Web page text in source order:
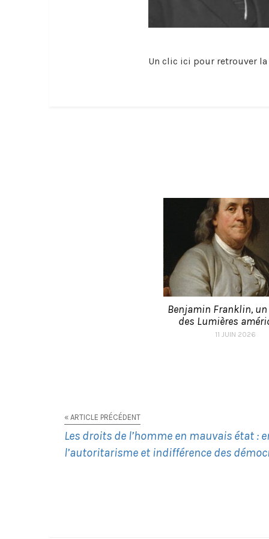
Un clic ici pour retrouver
Benjamin Franklin,
des Lumières
11 JUIN 2026
« ARTICLE PRÉCÉDENT
Les droits de l’homme en mauvais état :
l’autoritarisme et indifférence des